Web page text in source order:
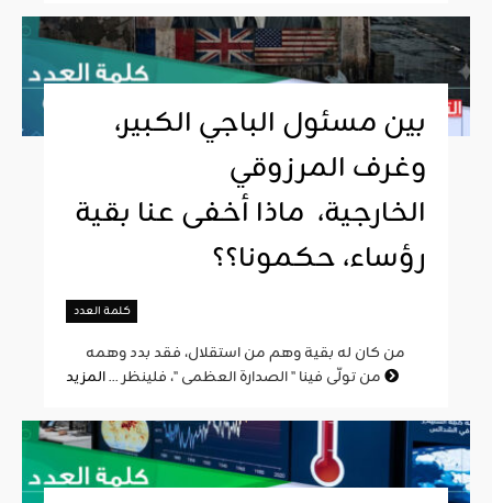
بين مسئول الباجي الكبير،
وغرف المرزوقي
الخارجية، ماذا أخفى عنا بقية
رؤساء، حكمونا؟؟
كلمة العدد
من تولّى فينا " الصدارة العظمى "، فلينظر ...